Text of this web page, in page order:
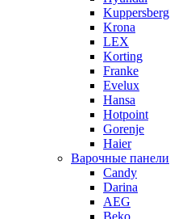
Kuppersberg
Krona
LEX
Korting
Franke
Evelux
Hansa
Hotpoint
Gorenje
Haier
Варочные панели
Candy
Darina
AEG